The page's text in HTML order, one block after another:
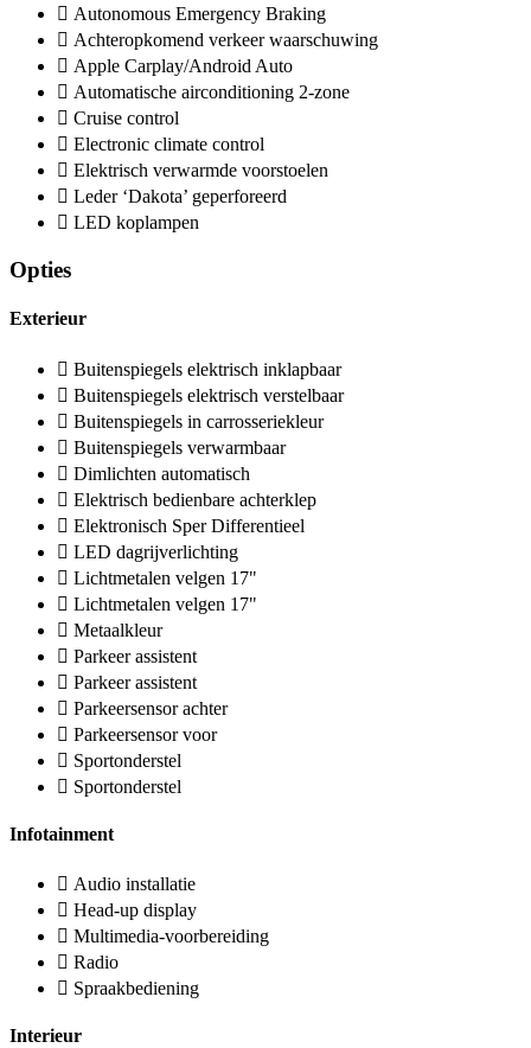
Autonomous Emergency Braking
Achteropkomend verkeer waarschuwing
Apple Carplay/Android Auto
Automatische airconditioning 2-zone
Cruise control
Electronic climate control
Elektrisch verwarmde voorstoelen
Leder ‘Dakota’ geperforeerd
LED koplampen
Opties
Exterieur
Buitenspiegels elektrisch inklapbaar
Buitenspiegels elektrisch verstelbaar
Buitenspiegels in carrosseriekleur
Buitenspiegels verwarmbaar
Dimlichten automatisch
Elektrisch bedienbare achterklep
Elektronisch Sper Differentieel
LED dagrijverlichting
Lichtmetalen velgen 17"
Lichtmetalen velgen 17"
Metaalkleur
Parkeer assistent
Parkeer assistent
Parkeersensor achter
Parkeersensor voor
Sportonderstel
Sportonderstel
Infotainment
Audio installatie
Head-up display
Multimedia-voorbereiding
Radio
Spraakbediening
Interieur